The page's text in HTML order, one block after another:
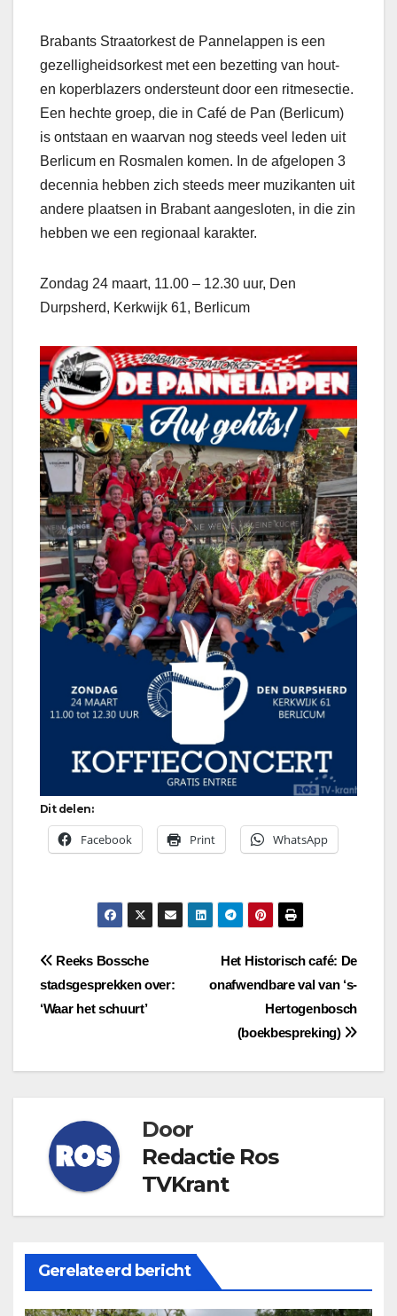
Brabants Straatorkest de Pannelappen is een
gezelligheidsorkest met een bezetting van hout-
en koperblazers ondersteunt door een ritmesectie.
Een hechte groep, die in Café de Pan (Berlicum)
is ontstaan en waarvan nog steeds veel leden uit
Berlicum en Rosmalen komen. In de afgelopen 3
decennia hebben zich steeds meer muzikanten uit
andere plaatsen in Brabant aangesloten, in die zin
hebben we een regionaal karakter.
Zondag 24 maart, 11.00 – 12.30 uur, Den
Durpsherd, Kerkwijk 61, Berlicum
Dit delen:
Facebook Print WhatsApp
Bericht
navigatie
Het Historisch café: De
onafwendbare val van ‘s-
Hertogenbosch
(boekbespreking)
Reeks Bossche
stadsgesprekken over:
‘Waar het schuurt’
Door
Redactie Ros
TVKrant
Gerelateerd bericht